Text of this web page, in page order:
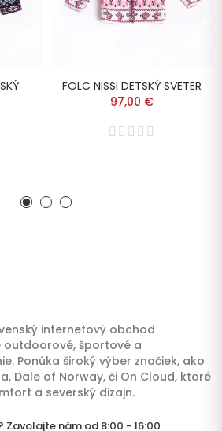
FOLC NISSI DETSKÝ SVETER
97,00 €
internetový obchod
outdoorové, športové a
Ponúka široký výber značiek, ako
Dale of Norway, či On Cloud, ktoré
a severský dizajn.
Zavolajte nám od 8:00 - 16:00